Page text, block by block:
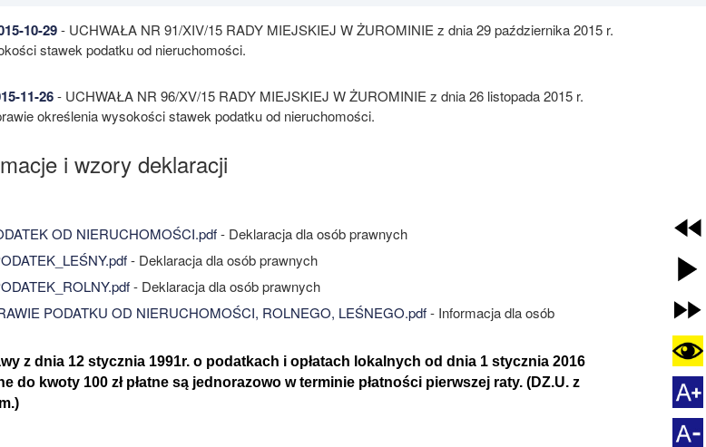
10-29- UCHWAŁA NR 91/XIV/15 RADY MIEJSKIEJ W ŻUROMINIE z dnia 29 października 2015 r.
stawek podatku od nieruchomości.
11-26- UCHWAŁA NR 96/XV/15 RADY MIEJSKIEJ W ŻUROMINIE z dnia 26 listopada 2015 r.
określenia wysokości stawek podatku od nieruchomości.
i wzory deklaracji
OD NIERUCHOMOŚCI.pdf - Deklaracja dla osób prawnych
- Deklaracja dla osób prawnych
- Deklaracja dla osób prawnych
PODATKU OD NIERUCHOMOŚCI, ROLNEGO, LEŚNEGO.pdf - Informacja dla osób
z dnia 12 stycznia 1991r. o podatkach i opłatach lokalnych od dnia 1 stycznia 2016
do kwoty 100 zł płatne są jednorazowo w terminie płatności pierwszej raty. (DZ.U. z